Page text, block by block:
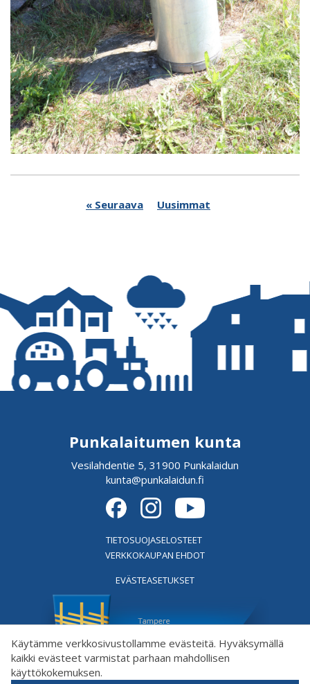
Käytämme verkkosivustollamme evästeitä. Hyväksymällä
kaikki evästeet varmistat parhaan mahdollisen
käyttökokemuksen.
« Seuraava Uusimmat
Punkalaitumen kunta
Vesilahdentie 5, 31900 Punkalaidun
kunta@punkalaidun.fi
TIETOSUOJASELOSTEET
VERKKOKAUPAN EHDOT
EVÄSTEASETUKSET